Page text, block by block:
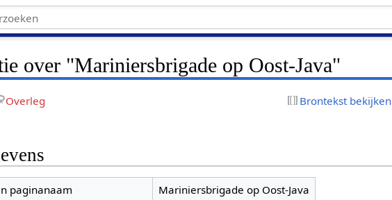
over "Mariniersbrigade op Oost-Java"
Overleg Brontekst bekijken
paginanaam
Mariniersbrigade op Oost-Java